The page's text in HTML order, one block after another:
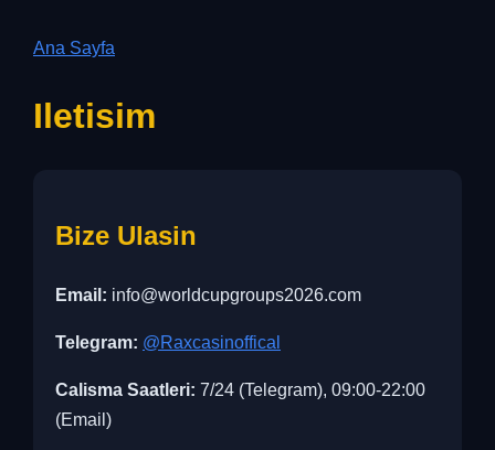
Ana Sayfa
Iletisim
Bize Ulasin
Email: info@worldcupgroups2026.com
Telegram: @Raxcasinoffical
Calisma Saatleri: 7/24 (Telegram), 09:00-22:00
(Email)